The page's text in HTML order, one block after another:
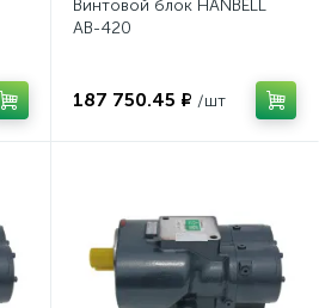
Винтовой блок HANBELL
AB-420
187 750.45 ₽ /шт